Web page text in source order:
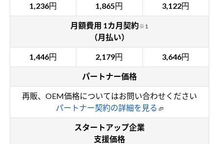
1,236円 1,865円 3,122円
月額費用 1カ月契約※1
（月払い）
1,446円 2,179円 3,646円
パートナー価格
再販、OEM価格についてはお問い合わせください
パートナー契約の詳細を見る
スタートアップ企業
支援価格